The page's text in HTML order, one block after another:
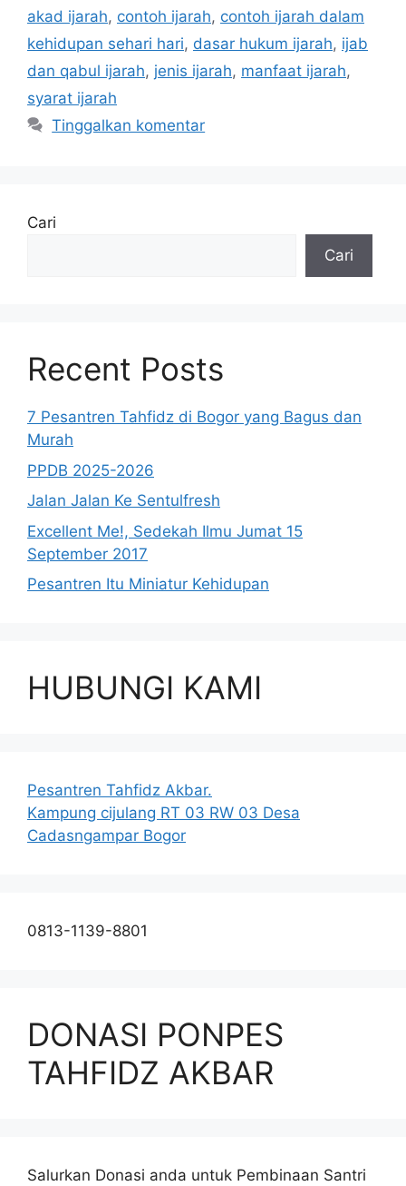
akad ijarah, contoh ijarah, contoh ijarah dalam
kehidupan sehari hari, dasar hukum ijarah, ijab
dan qabul ijarah, jenis ijarah, manfaat ijarah,
syarat ijarah
Tinggalkan komentar
Cari
Cari
Recent Posts
7 Pesantren Tahfidz di Bogor yang Bagus dan
Murah
PPDB 2025-2026
Jalan Jalan Ke Sentulfresh
Excellent Me!, Sedekah Ilmu Jumat 15
September 2017
Pesantren Itu Miniatur Kehidupan
HUBUNGI KAMI
Pesantren Tahfidz Akbar.
Kampung cijulang RT 03 RW 03 Desa
Cadasngampar Bogor
0813-1139-8801
DONASI PONPES
TAHFIDZ AKBAR
Salurkan Donasi anda untuk Pembinaan Santri